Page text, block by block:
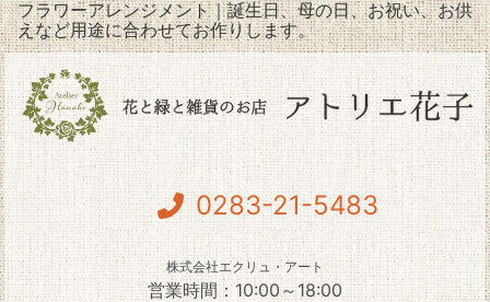
フラワーアレンジメント｜誕生日、母の日、お祝い、お供
えなど用途に合わせてお作りします。
0283-21-5483
株式会社エクリュ・アート
営業時間：10:00～18:00